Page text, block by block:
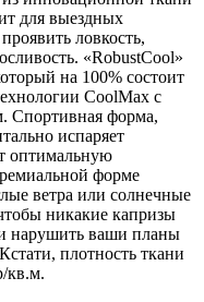
для выездных
ловкость,
«RobustСool»
на 100% состоит
CoolMax с
Спортивная форма,
испаряет
оптимальную
форме
ветра или солнечные
никакие капризы
нарушить ваши планы
плотность ткани
кв.м.